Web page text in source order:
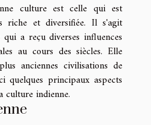
culture est celle qui est
riche et diversifiée. Il s'agit
a reçu diverses influences
au cours des siècles. Elle
anciennes civilisations de
quelques principaux aspects
culture indienne.